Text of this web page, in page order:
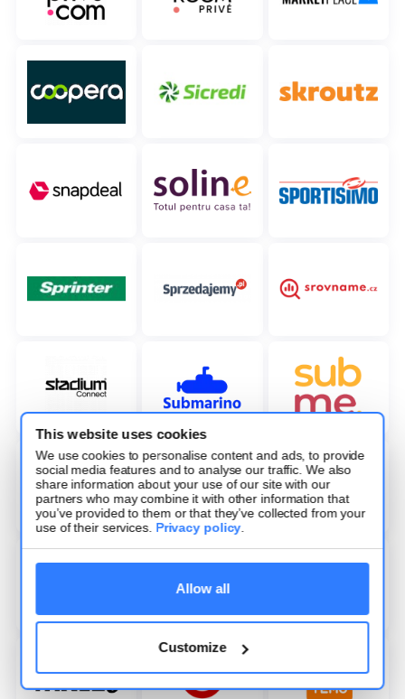
This website uses cookies
We use cookies to personalise content and ads, to provide
social media features and to analyse our traffic. We also
share information about your use of our site with our
partners who may combine it with other information that
you’ve provided to them or that they’ve collected from your
use of their services. Privacy policy.
Allow all
Customize